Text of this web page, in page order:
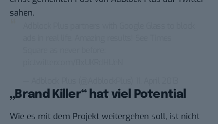
sahen.
„Brand Killer“ hat viel Potential
Wie es mit dem Projekt weitergehen soll, ist nicht